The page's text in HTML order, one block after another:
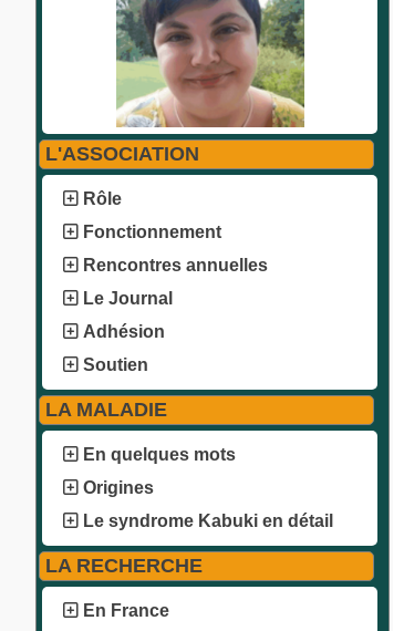
L'ASSOCIATION
Rôle
Fonctionnement
Rencontres annuelles
Le Journal
Adhésion
Soutien
LA MALADIE
En quelques mots
Origines
Le syndrome Kabuki en détail
LA RECHERCHE
En France